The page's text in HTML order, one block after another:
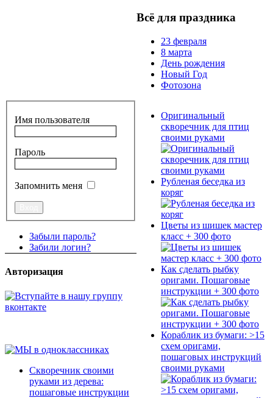
Всё для праздника
23 февраля
8 марта
День рождения
Новый Год
Фотозона
Имя пользователя
Пароль
Запомнить меня
Забыли пароль?
Забили логин?
Авторизация
Скворечник своими
руками из дерева:
пошаговые инструкции
Оригинальный
скворечник для птиц
своими руками
Рубленая беседка из
коряг
Цветы из шишек мастер
класс + 300 фото
Как сделать рыбку
оригами. Пошаговые
инструкции + 300 фото
Кораблик из бумаги: >15
схем оригами,
пошаговых инструкций
своими руками